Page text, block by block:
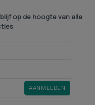
op de hoogte van alle
AANMELDEN